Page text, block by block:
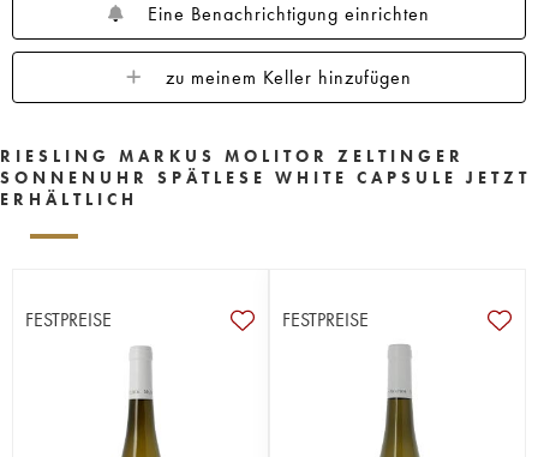
Eine Benachrichtigung einrichten
zu meinem Keller hinzufügen
RIESLING MARKUS MOLITOR ZELTINGER
SONNENUHR SPÄTLESE WHITE CAPSULE JETZT
ERHÄLTLICH
FESTPREISE FESTPREISE